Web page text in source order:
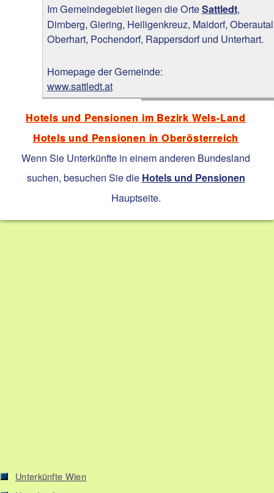
Im Gemeindegebiet liegen die OrteSattledt,
Dirnberg, Giering, Heiligenkreuz, Maidorf,
Oberhart, Pochendorf, Rappersdorf und Unterhart.
Homepage der Gemeinde:
www.sattledt.at
Hotels und Pensionen im Bezirk Wels-Land
Hotels und Pensionen in Oberösterreich
Wenn Sie Unterkünfte in einem anderen Bundesland
suchen, besuchen Sie die Hotels und Pensionen
Hauptseite.
Unterkünfte Wien